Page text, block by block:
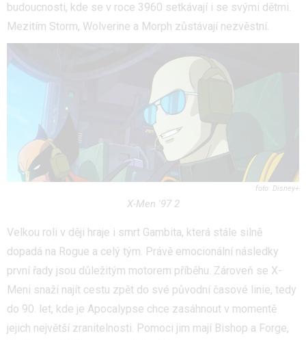
budoucnosti, kde se v roce 3960 setkávají i se svými dětmi.
Mezitím Storm, Wolverine a Morph zůstávají nezvěstní.
Disney+
X-Men '97 2
Velkou roli v ději hraje i smrt Gambita, která stále silně
dopadá na Rogue a celý tým. Právě emocionální následky
první řady jsou důležitým motorem příběhu. Zároveň se X-
Meni snaží najít cestu zpět do své původní časové linie, tedy
do 90. let, kde je Apocalypse chce zasáhnout v momentě
jejich největší zranitelnosti. Pomoci jim mají Bishop a Forge,